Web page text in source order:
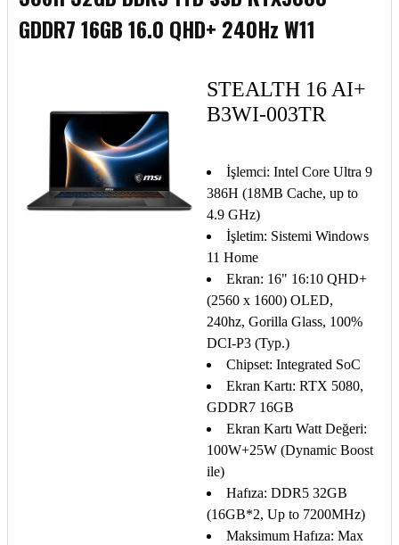
GDDR7 16GB 16.0 QHD+ 240Hz W11
STEALTH 16 AI+
B3WI-003TR
İşlemci: Intel Core Ultra 9
386H (18MB Cache, up to
4.9 GHz)
İşletim: Sistemi Windows
11 Home
Ekran: 16" 16:10 QHD+
(2560 x 1600) OLED,
240hz, Gorilla Glass, 100%
DCI-P3 (Typ.)
Chipset: Integrated SoC
Ekran Kartı: RTX 5080,
GDDR7 16GB
Ekran Kartı Watt Değeri:
100W+25W (Dynamic Boost
ile)
Hafıza: DDR5 32GB
(16GB*2, Up to 7200MHz)
Maksimum Hafıza: Max